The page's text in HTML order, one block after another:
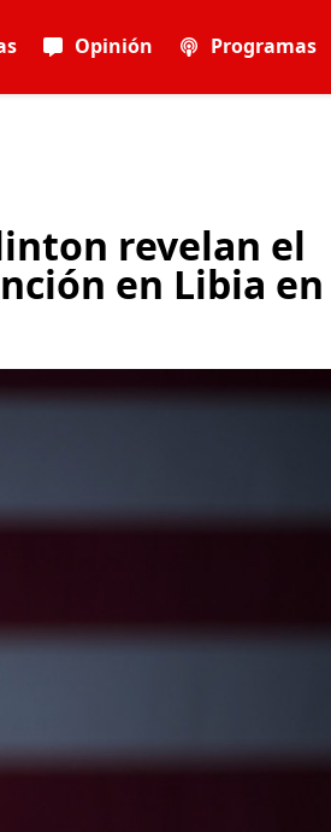
Opinión Programas
revelan el
en Libia en